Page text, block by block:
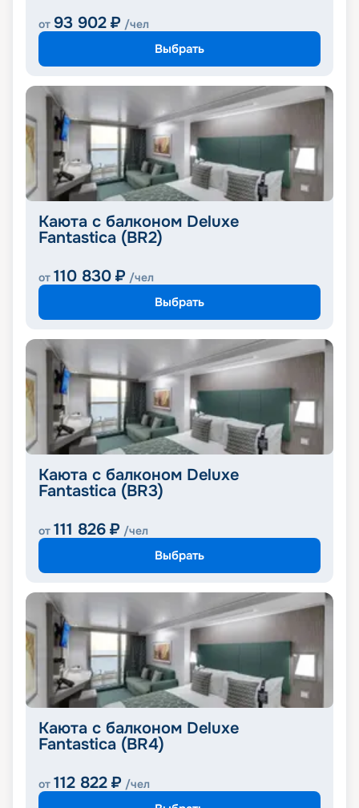
от 93 902 ₽ /чел
Выбрать
Каюта с балконом Deluxe
Fantastica (BR2)
от 110 830 ₽ /чел
Выбрать
Каюта с балконом Deluxe
Fantastica (BR3)
от 111 826 ₽ /чел
Выбрать
Каюта с балконом Deluxe
Fantastica (BR4)
от 112 822 ₽ /чел